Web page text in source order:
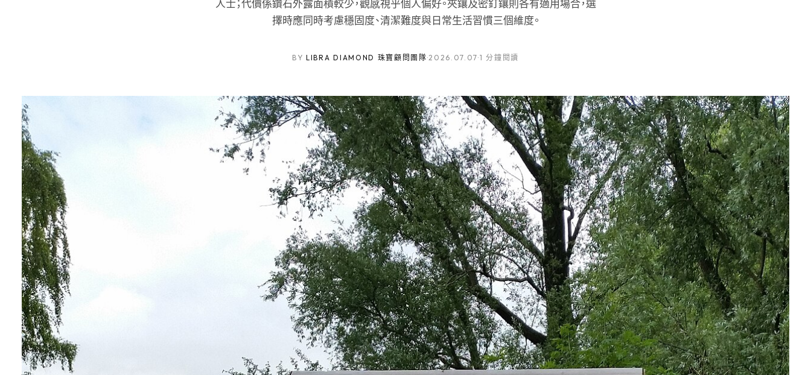
擇時應同時考慮穩固度、清潔難度與日常生活習慣三個維度。
BY LIBRA DIAMOND 珠寶顧問團隊·2026.07.07·1 分鐘閱讀